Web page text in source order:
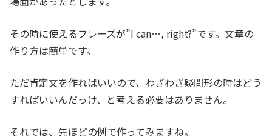
その時に使えるフレーズが”I can…, right?”です。文章の
作り方は簡単です。
ただ肯定文を作ればいいので、わざわざ疑問形の時はどう
すればいいんだっけ、と考える必要はありません。
それでは、先ほどの例で作ってみますね。